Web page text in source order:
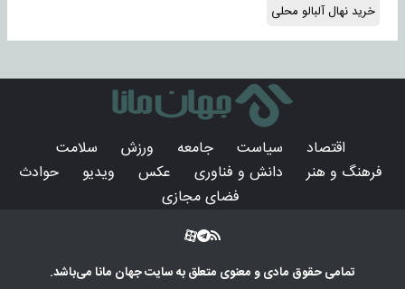
خرید نهال آلبالو محلی
اقتصاد سیاست جامعه ورزش
سلامت
فرهنگ و هنر
دانش و فناوری عکس ویدیو
حوادث
فضای مجازی
تمامی حقوق مادی و معنوی متعلق به سایتجهان مانامی‌باشد.